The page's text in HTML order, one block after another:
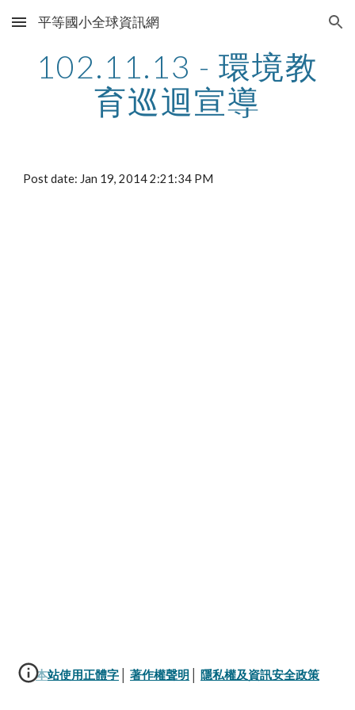
Skip to main content Skip to navigation
平等國小全球資訊網
102.11.13 - 環境教
育巡迴宣導
Post date: Jan 19, 2014 2:21:34 PM
本站使用正體字 著作權聲明 隱私權及資訊安全政策